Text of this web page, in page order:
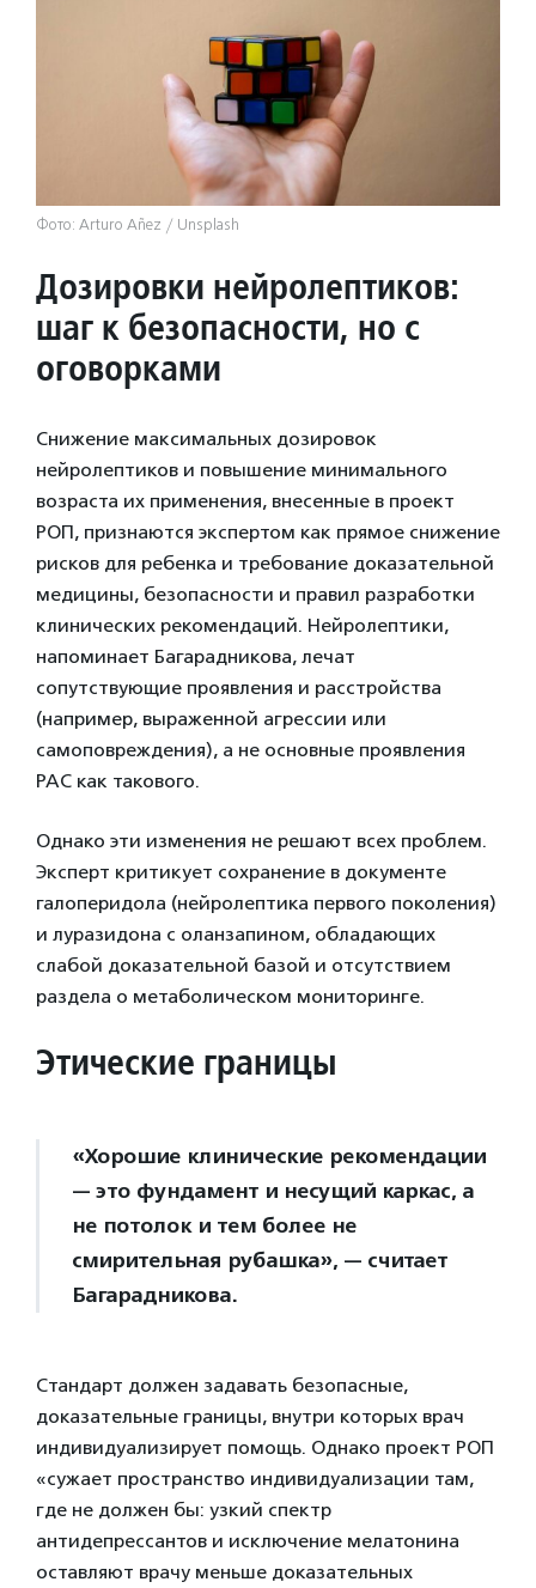
Фото: Arturo Añez / Unsplash
Дозировки нейролептиков:
шаг к безопасности, но с
оговорками
Снижение максимальных дозировок
нейролептиков и повышение минимального
возраста их применения, внесенные в проект
РОП, признаются экспертом как прямое снижение
рисков для ребенка и требование доказательной
медицины, безопасности и правил разработки
клинических рекомендаций. Нейролептики,
напоминает Багарадникова, лечат
сопутствующие проявления и расстройства
(например, выраженной агрессии или
самоповреждения), а не основные проявления
РАС как такового.
Однако эти изменения не решают всех проблем.
Эксперт критикует сохранение в документе
галоперидола (нейролептика первого поколения)
и луразидона с оланзапином, обладающих
слабой доказательной базой и отсутствием
раздела о метаболическом мониторинге.
Этические границы
«Хорошие клинические рекомендации
— это фундамент и несущий каркас, а
не потолок и тем более не
смирительная рубашка», — считает
Багарадникова.
Стандарт должен задавать безопасные,
доказательные границы, внутри которых врач
индивидуализирует помощь. Однако проект РОП
«сужает пространство индивидуализации там,
где не должен бы: узкий спектр
антидепрессантов и исключение мелатонина
оставляют врачу меньше доказательных